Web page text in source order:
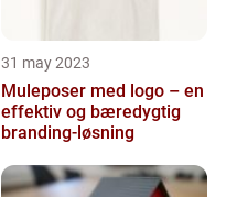
31 may 2023
Muleposer med logo – en
effektiv og bæredygtig
branding-løsning